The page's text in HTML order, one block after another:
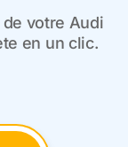
votre Audi
en un clic.